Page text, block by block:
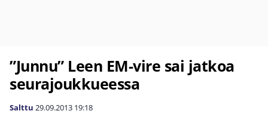
”Junnu” Leen EM-vire sai jatkoa
seurajoukkueessa
Salttu 29.09.2013 19:18